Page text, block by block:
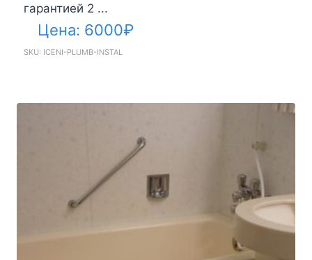
гарантией 2 ...
Цена: 6000₽
SKU: ICENI-PLUMB-INSTAL